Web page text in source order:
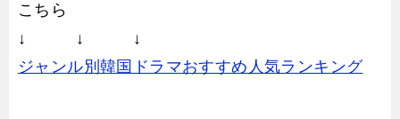
こちら
↓ ↓ ↓
ジャンル別韓国ドラマおすすめ人気ランキング